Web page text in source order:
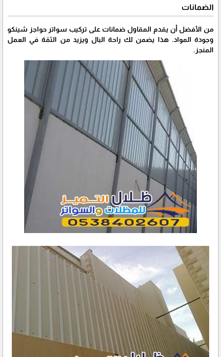
الضمانات
من الأفضل أن يقدم المقاول ضمانات على تركيب سواتر حواجز شينكو
وجودة المواد. هذا يضمن لك راحة البال ويزيد من الثقة في العمل
المنجز.